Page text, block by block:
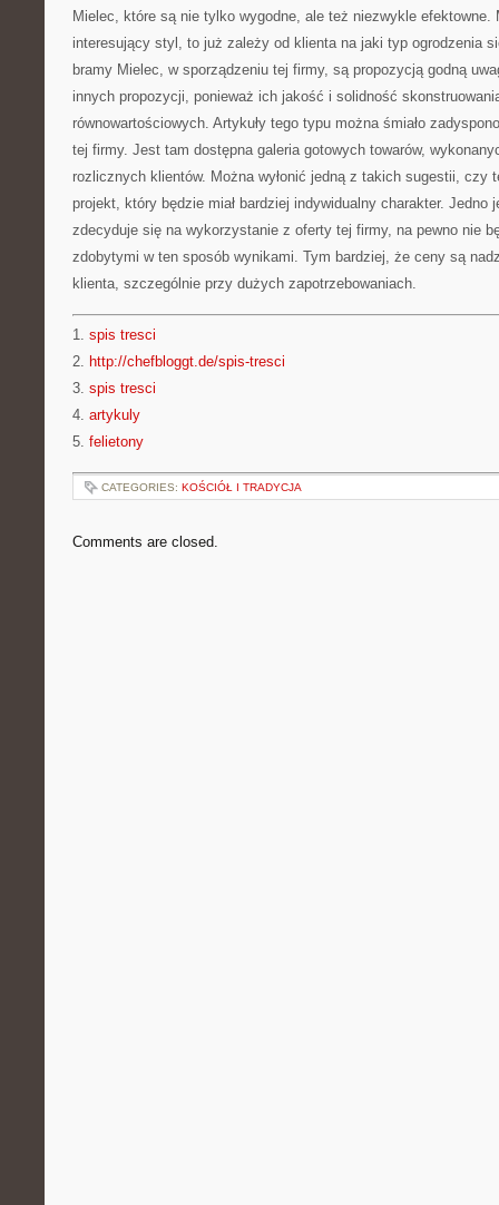
Mielec, które są nie tylko wygodne, ale też niezwykle efektowne.
interesujący styl, to już zależy od klienta na jaki typ ogrodzenia
bramy Mielec, w sporządzeniu tej firmy, są propozycją godną
innych propozycji, ponieważ ich jakość i solidność
równowartościowych. Artykuły tego typu można śmiało
tej firmy. Jest tam dostępna galeria gotowych towarów,
rozlicznych klientów. Można wyłonić jedną z takich sugestii, czy
projekt, który będzie miał bardziej indywidualny charakter. Jedno
zdecyduje się na wykorzystanie z oferty tej firmy, na pewno nie
zdobytymi w ten sposób wynikami. Tym bardziej, że ceny są
klienta, szczególnie przy dużych zapotrzebowaniach.
1. spis tresci
2. http://chefbloggt.de/spis-tresci
3. spis tresci
4. artykuly
5. felietony
CATEGORIES: KOŚCIÓŁ I TRADYCJA
Comments are closed.